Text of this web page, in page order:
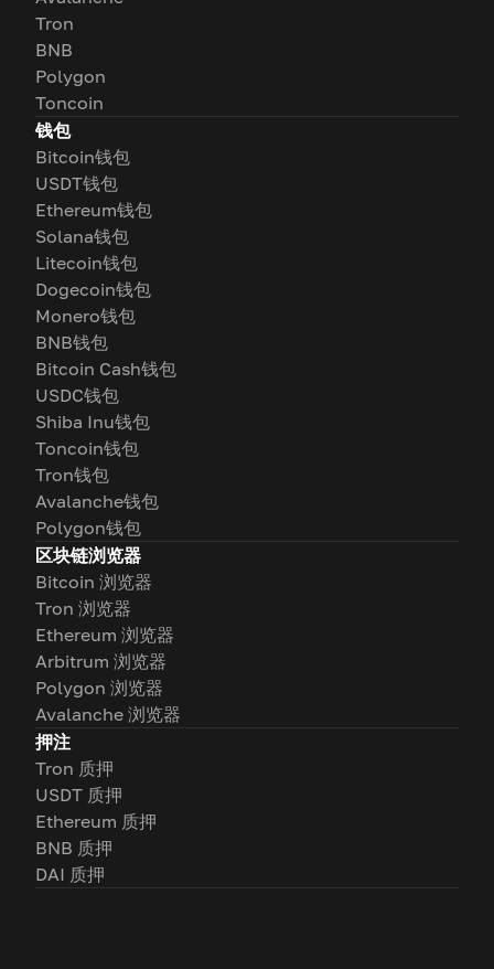
Tron
BNB
Polygon
Toncoin
钱包
Bitcoin钱包
USDT钱包
Ethereum钱包
Solana钱包
Litecoin钱包
Dogecoin钱包
Monero钱包
BNB钱包
Bitcoin Cash钱包
USDC钱包
Shiba Inu钱包
Toncoin钱包
Tron钱包
Avalanche钱包
Polygon钱包
区块链浏览器
Bitcoin 浏览器
Tron 浏览器
Ethereum 浏览器
Arbitrum 浏览器
Polygon 浏览器
Avalanche 浏览器
押注
Tron 质押
USDT 质押
Ethereum 质押
BNB 质押
DAI 质押